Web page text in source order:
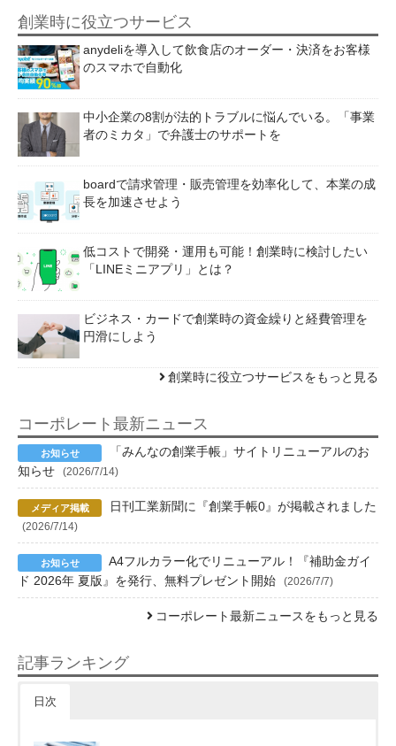
創業時に役立つサービス
anydeliを導入して飲食店のオーダー・決済をお客様
のスマホで自動化
中小企業の8割が法的トラブルに悩んでいる。「事業
者のミカタ」で弁護士のサポートを
boardで請求管理・販売管理を効率化して、本業の成
長を加速させよう
低コストで開発・運用も可能！創業時に検討したい
「LINEミニアプリ」とは？
ビジネス・カードで創業時の資金繰りと経費管理を
円滑にしよう
創業時に役立つサービスをもっと見る
コーポレート最新ニュース
「みんなの創業手帳」サイトリニューアルのお
知らせ
(2026/7/14)
日刊工業新聞に『創業手帳0』が掲載されました
(2026/7/14)
A4フルカラー化でリニューアル！『補助金ガイ
ド 2026年 夏版』を発行、無料プレゼント開始
(2026/7/7)
コーポレート最新ニュースをもっと見る
記事ランキング
日次